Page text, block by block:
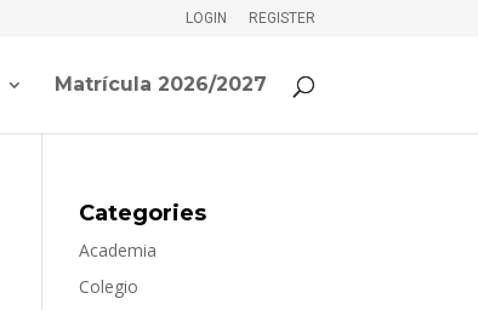
LOGIN REGISTER
Matrícula 2026/2027
Categories
Academia
Colegio